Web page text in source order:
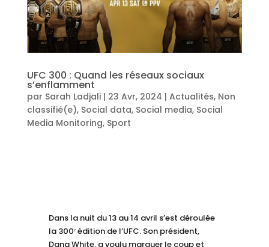
UFC 300 : Quand les réseaux sociaux
s’enflamment
par Sarah Ladjali| 23 Avr, 2024 | Actualités, Non
classifié(e), Social data, Social media, Social
Media Monitoring, Sport
Dans la nuit du 13 au 14 avril s’est déroulée
la 300ᵉ édition de l’UFC. Son président,
Dana White, a voulu marquer le coup et